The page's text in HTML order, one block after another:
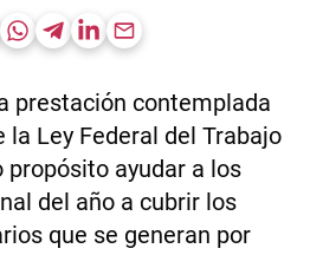
prestación contemplada
la Ley Federal del Trabajo
propósito ayudar a los
del año a cubrir los
que se generan por